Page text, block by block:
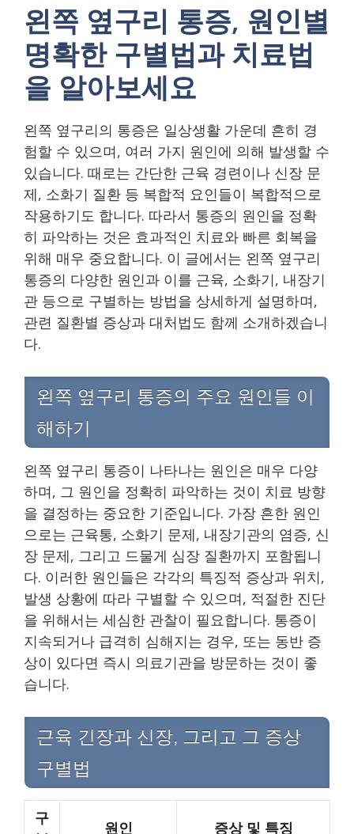
왼쪽 옆구리 통증, 원인별
명확한 구별법과 치료법
을 알아보세요
왼쪽 옆구리의 통증은 일상생활 가운데 흔히 경
험할 수 있으며, 여러 가지 원인에 의해 발생할 수
있습니다. 때로는 간단한 근육 경련이나 신장 문
제, 소화기 질환 등 복합적 요인들이 복합적으로
작용하기도 합니다. 따라서 통증의 원인을 정확
히 파악하는 것은 효과적인 치료와 빠른 회복을
위해 매우 중요합니다. 이 글에서는 왼쪽 옆구리
통증의 다양한 원인과 이를 근육, 소화기, 내장기
관 등으로 구별하는 방법을 상세하게 설명하며,
관련 질환별 증상과 대처법도 함께 소개하겠습니
다.
왼쪽 옆구리 통증의 주요 원인들 이
해하기
왼쪽 옆구리 통증이 나타나는 원인은 매우 다양
하며, 그 원인을 정확히 파악하는 것이 치료 방향
을 결정하는 중요한 기준입니다. 가장 흔한 원인
으로는 근육통, 소화기 문제, 내장기관의 염증, 신
장 문제, 그리고 드물게 심장 질환까지 포함됩니
다. 이러한 원인들은 각각의 특징적 증상과 위치,
발생 상황에 따라 구별할 수 있으며, 적절한 진단
을 위해서는 세심한 관찰이 필요합니다. 통증이
지속되거나 급격히 심해지는 경우, 또는 동반 증
상이 있다면 즉시 의료기관을 방문하는 것이 좋
습니다.
근육 긴장과 신장, 그리고 그 증상
구별법
구
원인 증상 및 특징